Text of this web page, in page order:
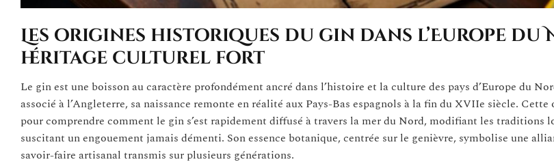
Les origines historiques du gin dans l’Europe du
héritage culturel fort
Le gin est une boisson au caractère profondément ancré dans l’histoire et la culture des pays d’Europe du
associé à l’Angleterre, sa naissance remonte en réalité aux Pays-Bas espagnols à la fin du XVIIe siècle.
pour comprendre comment le gin s’est rapidement diffusé à travers la mer du Nord, modifiant les traditions
suscitant un engouement jamais démenti. Son essence botanique, centrée sur le genièvre, symbolise une
savoir-faire artisanal transmis sur plusieurs générations.